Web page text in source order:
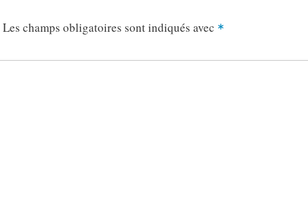
Les champs obligatoires sont indiqués avec *